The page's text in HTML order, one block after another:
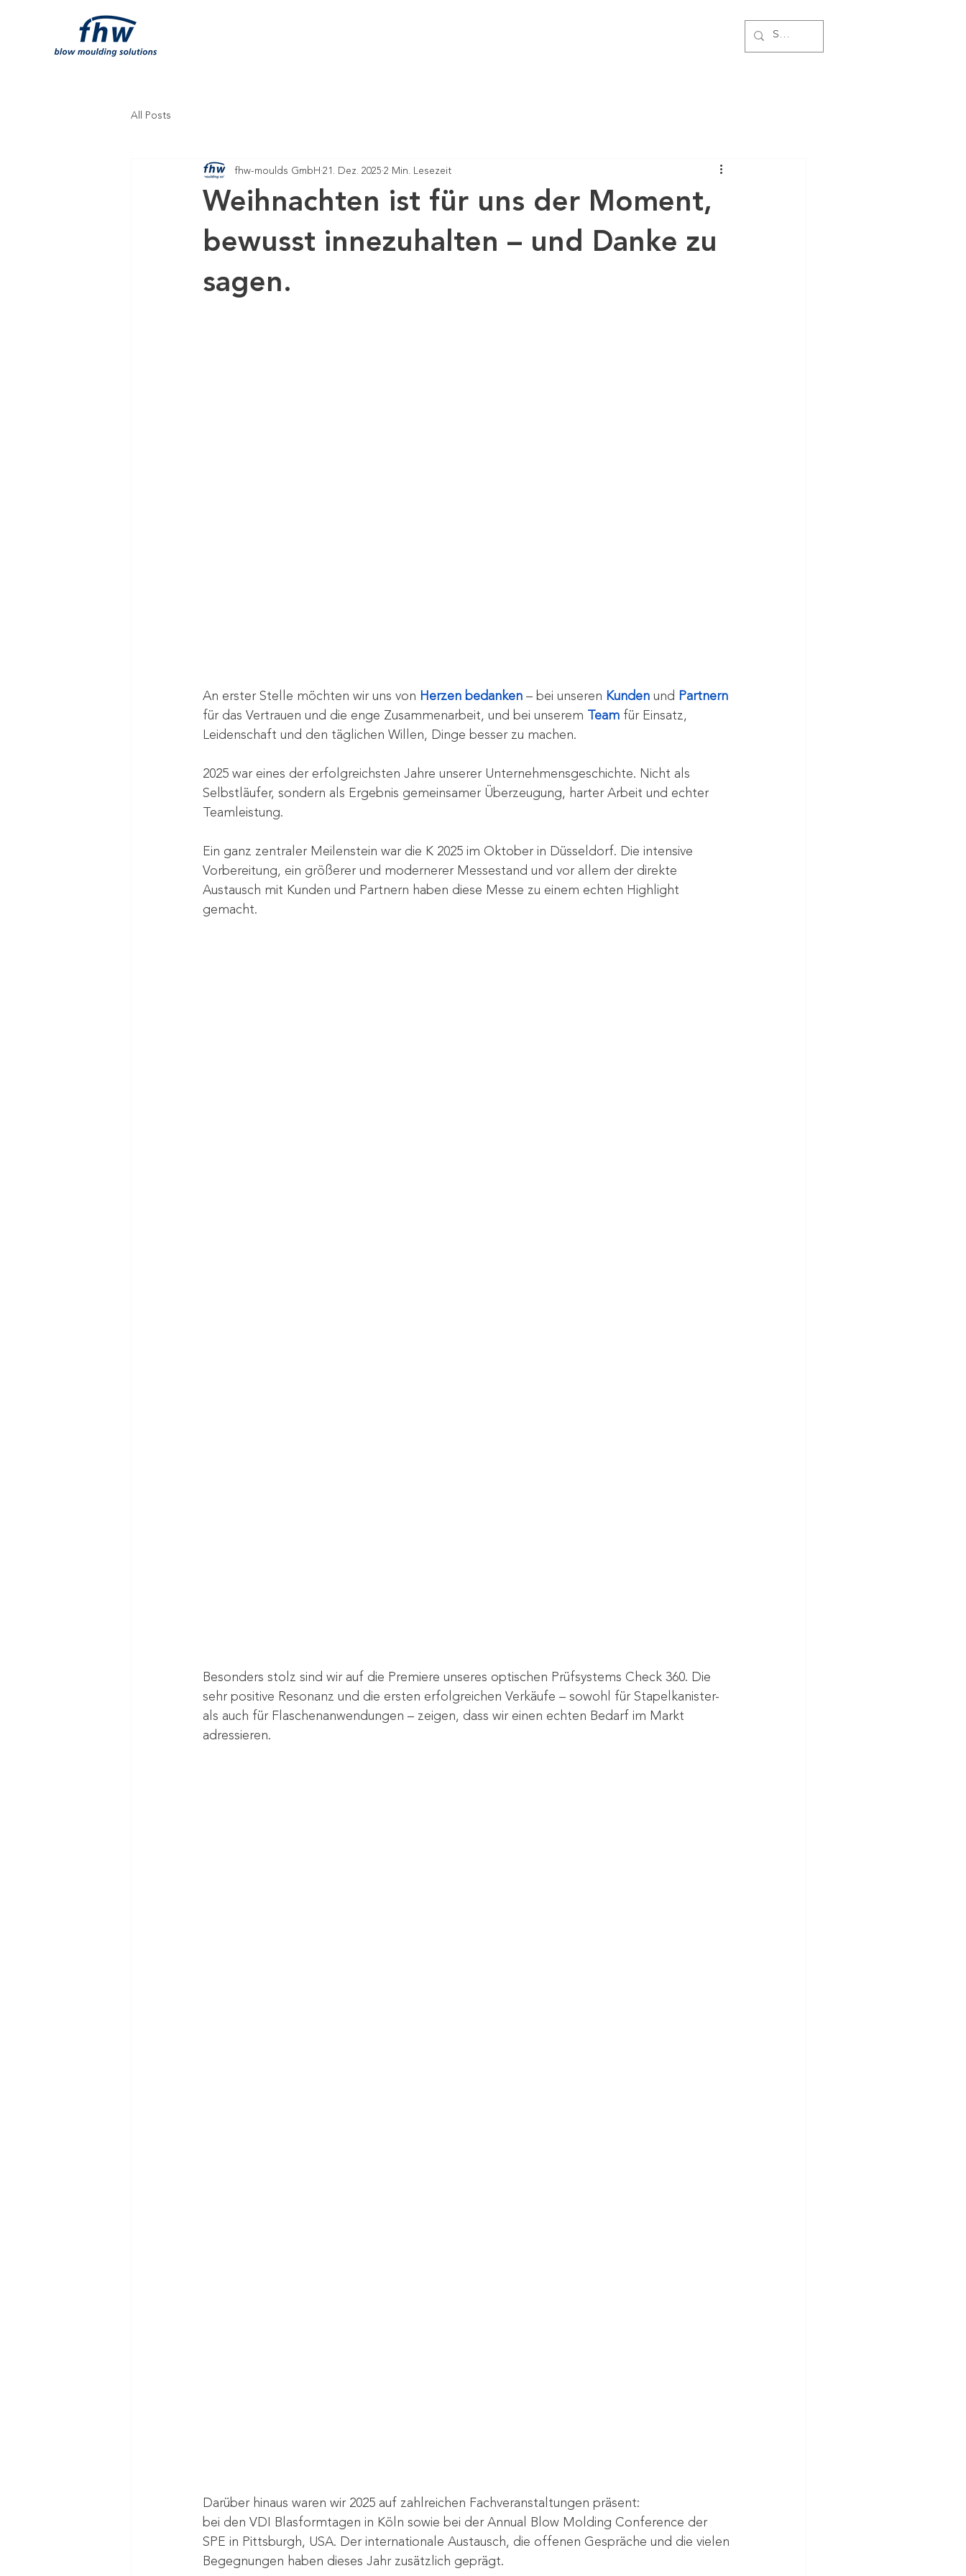
All Posts
Weihnachten ist für uns der Moment,
bewusst innezuhalten – und Danke zu
sagen.
fhw-moulds GmbH21. Dez. 20252 Min. Lesezeit
An erster Stelle möchten wir uns von Herzen bedanken– bei unseren Kunden und Partnern
für das Vertrauen und die enge Zusammenarbeit, und bei unserem Team für Einsatz,
Leidenschaft und den täglichen Willen, Dinge besser zu machen.
2025 war eines der erfolgreichsten Jahre unserer Unternehmensgeschichte. Nicht als
Selbstläufer, sondern als Ergebnis gemeinsamer Überzeugung, harter Arbeit und echter
Teamleistung.
Ein ganz zentraler Meilenstein war die K 2025 im Oktober in Düsseldorf. Die intensive
Vorbereitung, ein größerer und modernerer Messestand und vor allem der direkte
Austausch mit Kunden und Partnern haben diese Messe zu einem echten Highlight
gemacht.
Besonders stolz sind wir auf die Premiere unseres optischen Prüfsystems Check 360. Die
sehr positive Resonanz und die ersten erfolgreichen Verkäufe – sowohl für Stapelkanister-
als auch für Flaschenanwendungen – zeigen, dass wir einen echten Bedarf im Markt
adressieren.
Darüber hinaus waren wir 2025 auf zahlreichen Fachveranstaltungen präsent:
bei den VDI Blasformtagen in Köln sowie bei der Annual Blow Molding Conference der
SPE in Pittsburgh, USA. Der internationale Austausch, die offenen Gespräche und die vielen
Begegnungen haben dieses Jahr zusätzlich geprägt.